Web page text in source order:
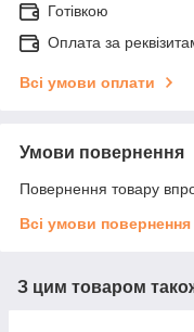
Готівкою
Оплата за
Всі умови оплати
Умови повернення
Повернення товару
Всі умови повернення
З цим товаром